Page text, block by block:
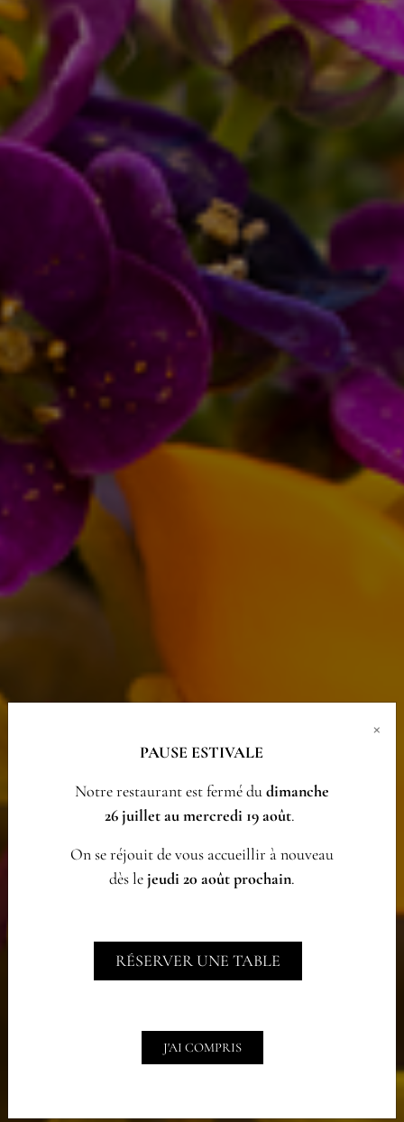
×
PAUSE ESTIVALE
Notre restaurant est fermé dudimanche
26 juillet au mercredi 19 août.
On se réjouit de vous accueillir à nouveau
dès lejeudi 20 août prochain.
RÉSERVER UNE TABLE
J'AI COMPRIS